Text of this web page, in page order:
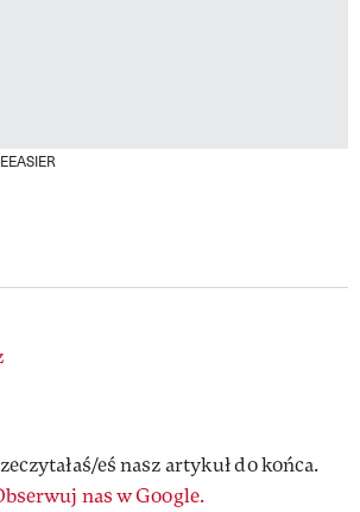
eś nasz artykuł do końca.
nas w Google.